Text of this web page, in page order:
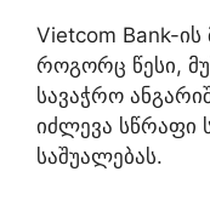
Vietcom Bank-ის
როგორც წესი,
სავაჭრო
იძლევა სწრაფი
საშუალებას.